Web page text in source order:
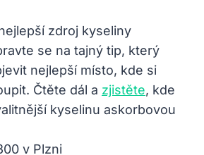
zdroj kyseliny
se na tajný tip, který
nejlepší místo, kde si
Čtěte dál a zjistěte, kde
kyselinu askorbovou